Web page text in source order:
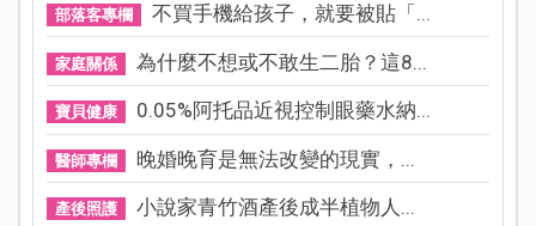
部落客專欄 不買手機給孩子，就要被貼「...
家庭關係 為什麼不想或不敢生二胎？這8...
寶貝健康 0.05%阿托品近視控制眼藥水納...
醫師專欄 晚婚晚育是無法改變的現實，...
產後照護 小說家青竹酒產後成半植物人...